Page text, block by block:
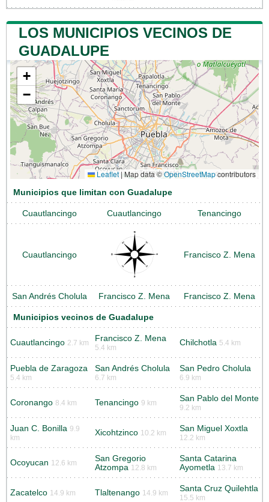
LOS MUNICIPIOS VECINOS DE
GUADALUPE
+
−
Leaflet | Map data ©OpenStreetMapcontributors
Municipios que limitan con Guadalupe
Cuautlancingo Cuautlancingo Tenancingo
Cuautlancingo Francisco Z. Mena
San Andrés Cholula Francisco Z. Mena Francisco Z. Mena
Municipios vecinos de Guadalupe
Cuautlancingo 2.7 km Francisco Z. Mena
5.4 km
Chilchotla 5.4 km
Puebla de Zaragoza
5.4 km
San Andrés Cholula
6.7 km
San Pedro Cholula
6.9 km
Coronango 8.4 km Tenancingo 9 km San Pablo del Monte
9.2 km
Juan C. Bonilla 9.9
km
Xicohtzinco 10.2 km San Miguel Xoxtla
12.2 km
Ocoyucan 12.6 km
San Gregorio
Atzompa 12.8 km
Santa Catarina
Ayometla 13.7 km
Zacatelco 14.9 km Tlaltenango 14.9 km Santa Cruz Quilehtla
15.5 km